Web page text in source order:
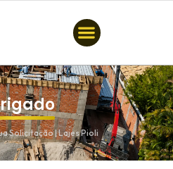
Solicitação | Lajes Pioli